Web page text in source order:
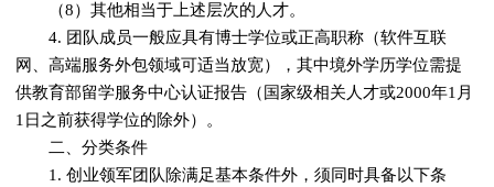
（8）其他相当于上述层次的人才。
4. 团队成员一般应具有博士学位或正高职称（软件互联
网、高端服务外包领域可适当放宽），其中境外学历学位需提
供教育部留学服务中心认证报告（国家级相关人才或2000年1月
1日之前获得学位的除外）。
二、分类条件
1. 创业领军团队除满足基本条件外，须同时具备以下条